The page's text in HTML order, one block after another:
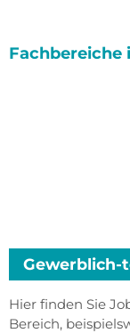
Fachbereiche
Gewerblich-
Hier finden Sie
Bereich,